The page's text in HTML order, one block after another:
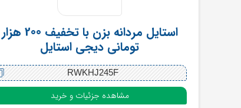
استایل مردانه بزن با تخفیف 200 هزار
تومانی دیجی استایل
RWKHJ245F
مشاهده جزئیات و خرید